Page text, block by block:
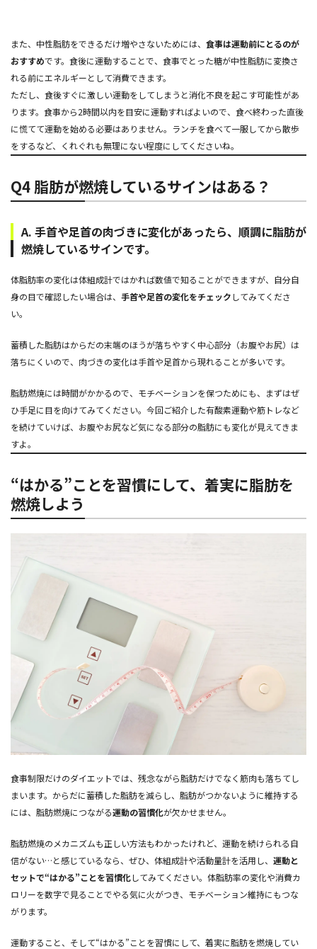
また、中性脂肪をできるだけ増やさないためには、 食事は運動前にとるのが
おすすめです。食後に運動することで、食事でとった糖が中性脂肪に変換さ
れる前にエネルギーとして消費できます。
ただし、食後すぐに激しい運動をしてしまうと消化不良を起こす可能性があ
ります。食事から2時間以内を目安に運動すればよいので、食べ終わった直後
に慌てて運動を始める必要はありません。ランチを食べて一服してから散歩
をするなど、くれぐれも無理にない程度にしてくださいね。
Q4 脂肪が燃焼しているサインはある？
A. 手首や足首の肉づきに変化があったら、順調に脂肪が
燃焼しているサインです。
体脂肪率の変化は体組成計ではかれば数値で知ることができますが、自分自
身の目で確認したい場合は、 手首や足首の変化をチェック してみてくださ
い。
蓄積した脂肪はからだの末端のほうが落ちやすく中心部分（お腹やお尻）は
落ちにくいので、肉づきの変化は手首や足首から現れることが多いです。
脂肪燃焼には時間がかかるので、モチベーションを保つためにも、まずはぜ
ひ手足に目を向けてみてください。今回ご紹介した有酸素運動や筋トレなど
を続けていけば、お腹やお尻など気になる部分の脂肪にも変化が見えてきま
すよ。
“はかる”ことを習慣にして、着実に脂肪を
燃焼しよう
食事制限だけのダイエットでは、残念ながら脂肪だけでなく筋肉も落ちてし
まいます。からだに蓄積した脂肪を減らし、脂肪がつかないように維持する
には、脂肪燃焼につながる運動の習慣化が欠かせません。
脂肪燃焼のメカニズムも正しい方法もわかったけれど、運動を続けられる自
信がない…と感じているなら、ぜひ、体組成計や活動量計を活用し、 運動と
セットで“はかる”ことを習慣化してみてください。体脂肪率の変化や消費カ
ロリーを数字で見ることでやる気に火がつき、モチベーション維持にもつな
がります。
運動すること、そして“はかる”ことを習慣にして、着実に脂肪を燃焼してい